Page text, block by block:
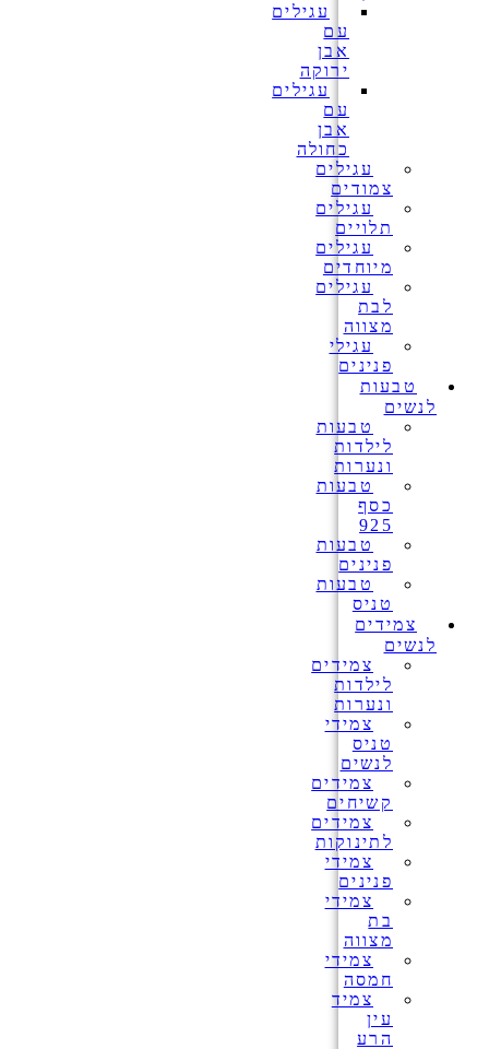
עגילים
עם
אבן
ירוקה
עגילים
עם
אבן
כחולה
עגילים
צמודים
עגילים
תלויים
עגילים
מיוחדים
עגילים
לבת
מצווה
עגילי
פנינים
טבעות
לנשים
טבעות
לילדות
ונערות
טבעות
כסף
925
טבעות
פנינים
טבעות
טניס
צמידים
לנשים
צמידים
לילדות
ונערות
צמידי
טניס
לנשים
צמידים
קשיחים
צמידים
לתינוקות
צמידי
פנינים
צמידי
בת
מצווה
צמידי
חמסה
צמיד
עין
הרע